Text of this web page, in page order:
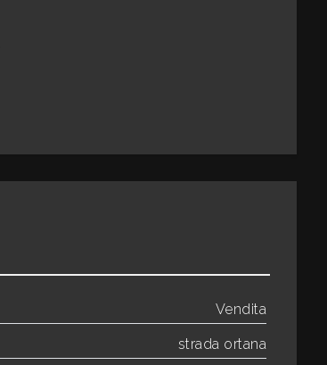
Vendita
strada ortana